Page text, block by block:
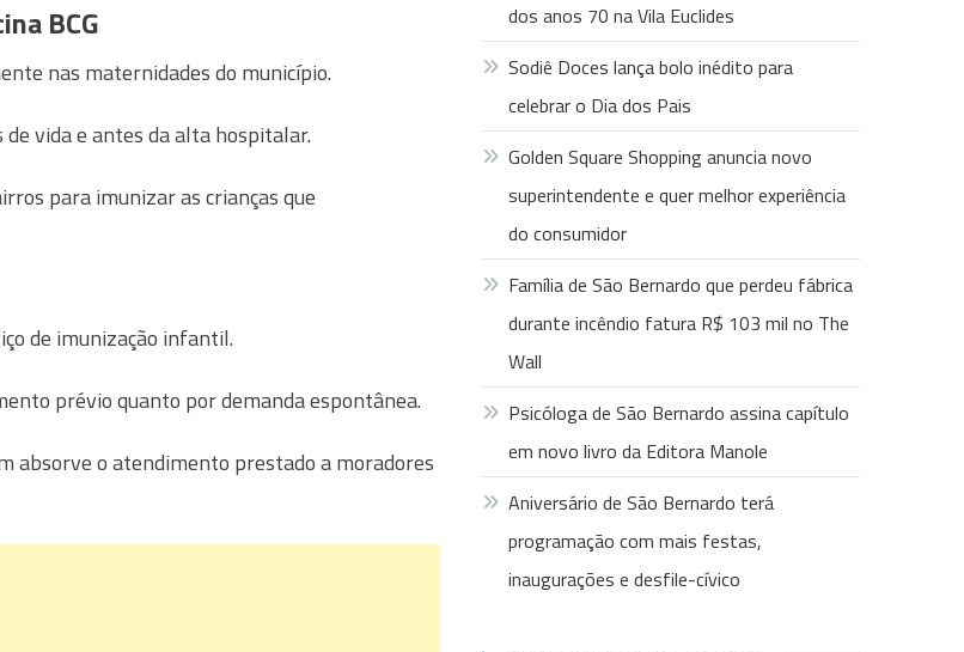
BCG
nas maternidades do município.
vida e antes da alta hospitalar.
para imunizar as crianças que
de imunização infantil.
prévio quanto por demanda espontânea.
absorve o atendimento prestado a moradores
dos anos 70 na Vila Euclides
Sodiê Doces lança bolo inédito para
celebrar o Dia dos Pais
Golden Square Shopping anuncia novo
superintendente e quer melhor experiência
do consumidor
Família de São Bernardo que perdeu fábrica
durante incêndio fatura R$ 103 mil no The
Wall
Psicóloga de São Bernardo assina capítulo
em novo livro da Editora Manole
Aniversário de São Bernardo terá
programação com mais festas,
inaugurações e desfile-cívico